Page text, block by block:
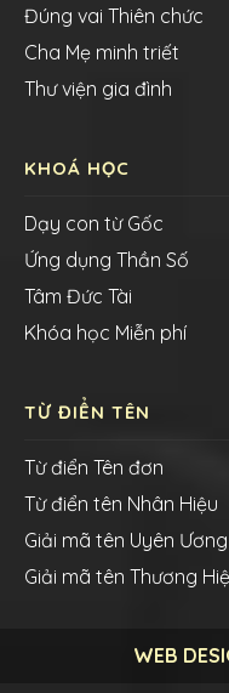
Đúng vai Thiên chức
Cha Mẹ minh triết
Thư viện gia đình
KHOÁ HỌC
Dạy con từ Gốc
Ứng dụng Thần Số
Tâm Đức Tài
Khóa học Miễn phí
TỪ ĐIỂN TÊN
Từ điển Tên đơn
Từ điển tên Nhân Hiệu
Giải mã tên Uyên Ương
Giải mã tên Thương
WEB